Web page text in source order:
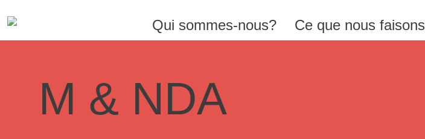
Qui sommes-nous? Ce que nous faisons
M & NDA